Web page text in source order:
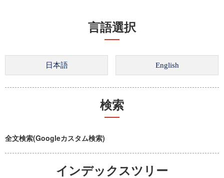
言語選択
検索
全文検索(Googleカスタム検索)
インデックスツリー